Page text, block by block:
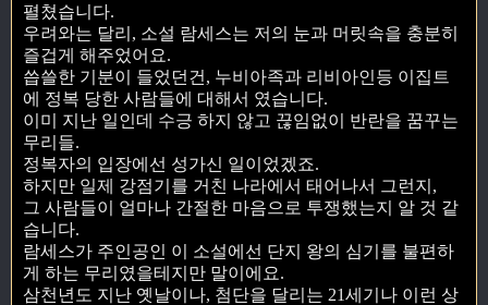
펼쳤습니다.
우려와는 달리, 소설 람세스는 저의 눈과 머릿속을 충분히
즐겁게 해주었어요.
씁쓸한 기분이 들었던건, 누비아족과 리비아인등 이집트
에 정복 당한 사람들에 대해서 였습니다.
이미 지난 일인데 수긍 하지 않고 끊임없이 반란을 꿈꾸는
무리들.
정복자의 입장에선 성가신 일이었겠죠.
하지만 일제 강점기를 거친 나라에서 태어나서 그런지,
그 사람들이 얼마나 간절한 마음으로 투쟁했는지 알 것 같
습니다.
람세스가 주인공인 이 소설에선 단지 왕의 심기를 불편하
게 하는 무리였을테지만 말이에요.
삼천년도 지난 옛날이나, 첨단을 달리는 21세기나 이런 상